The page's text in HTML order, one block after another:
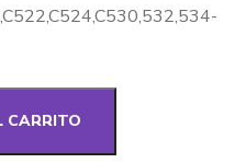
CARRITO